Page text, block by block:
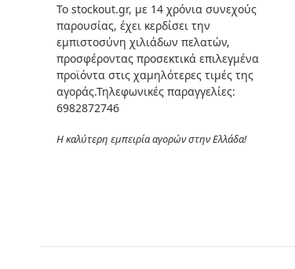
Το stockout.gr, με 14 χρόνια συνεχούς
παρουσίας, έχει κερδίσει την
εμπιστοσύνη χιλιάδων πελατών,
προσφέροντας προσεκτικά επιλεγμένα
προϊόντα στις χαμηλότερες τιμές της
αγοράς.Τηλεφωνικές παραγγελίες:
6982872746
Η καλύτερη εμπειρία αγορών στην Ελλάδα!